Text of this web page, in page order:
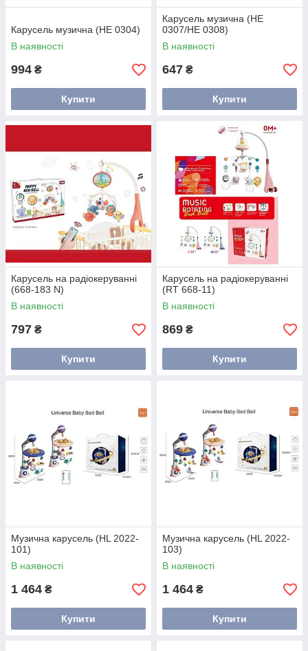
Карусель музична (НЕ 0304)
В наявності
994 ₴
Купити
Карусель музична (НЕ
0307/HE 0308)
В наявності
647 ₴
Купити
Карусель на радіокеруванні
(668-183 N)
В наявності
797 ₴
Купити
Карусель на радіокеруванні
(RT 668-11)
В наявності
869 ₴
Купити
Музична карусель (HL 2022-
101)
В наявності
1 464 ₴
Купити
Музична карусель (HL 2022-
103)
В наявності
1 464 ₴
Купити